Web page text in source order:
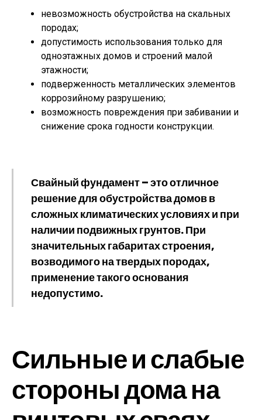
невозможность обустройства на скальных
породах;
допустимость использования только для
одноэтажных домов и строений малой
этажности;
подверженность металлических элементов
коррозийному разрушению;
возможность повреждения при забивании и
снижение срока годности конструкции.
Свайный фундамент – это отличное
решение для обустройства домов в
сложных климатических условиях и при
наличии подвижных грунтов. При
значительных габаритах строения,
возводимого на твердых породах,
применение такого основания
недопустимо.
Сильные и слабые
стороны дома на